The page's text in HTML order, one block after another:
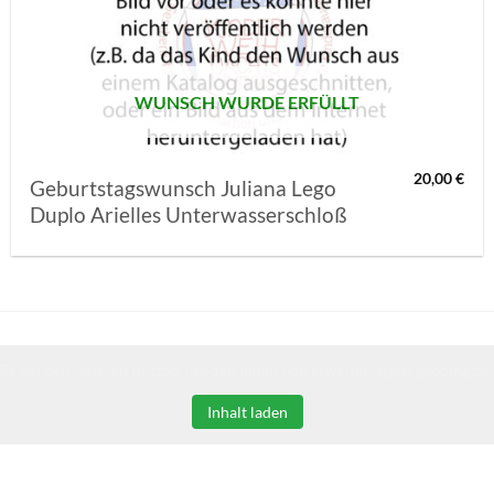
WUNSCH WURDE ERFÜLLT
Geburtstagswunsch Juliana Lego
Duplo Arielles Unterwasserschloß
20,00€
Inhalt laden